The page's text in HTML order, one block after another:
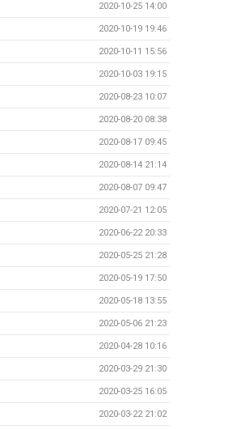
2020-10-25 14:00
2020-10-19 19:46
2020-10-11 15:56
2020-10-03 19:15
2020-08-23 10:07
2020-08-20 08:38
2020-08-17 09:45
2020-08-14 21:14
2020-08-07 09:47
2020-07-21 12:05
2020-06-22 20:33
2020-05-25 21:28
2020-05-19 17:50
2020-05-18 13:55
2020-05-06 21:23
2020-04-28 10:16
2020-03-29 21:30
2020-03-25 16:05
2020-03-22 21:02